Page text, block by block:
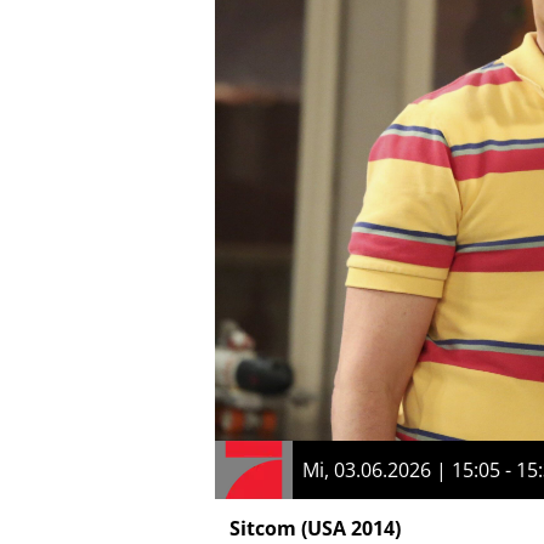
Mi, 03.06.2026 | 15:05 -
Sitcom (USA 2014)